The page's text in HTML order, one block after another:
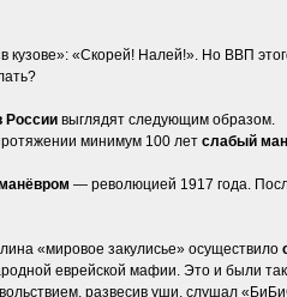
«Скорей! Налей!». Но ВВП
России выглядят следующим образом.
минимум 100 лет слабый
— революцией 1917 года.
«мировое закулисье» осуществило
еврейской мафии. Это и были
развесив уши, слушал